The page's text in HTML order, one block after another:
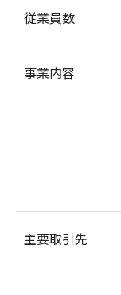
従業員数
事業内容
主要取引先